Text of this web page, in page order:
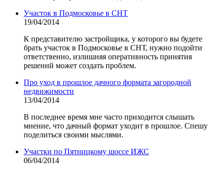
Участок в Подмосковье в СНТ
19/04/2014
К представителю застройщика, у которого вы будете
брать участок в Подмосковье в СНТ, нужно подойти
ответственно, излишняя оперативность принятия
решений может создать проблем.
Про уход в прошлое дачного формата загородной
недвижимости
13/04/2014
В последнее время мне часто приходится слышать
мнение, что дачный формат уходит в прошлое. Спешу
поделиться своими мыслями.
Участки по Пятницкому шоссе ИЖС
06/04/2014